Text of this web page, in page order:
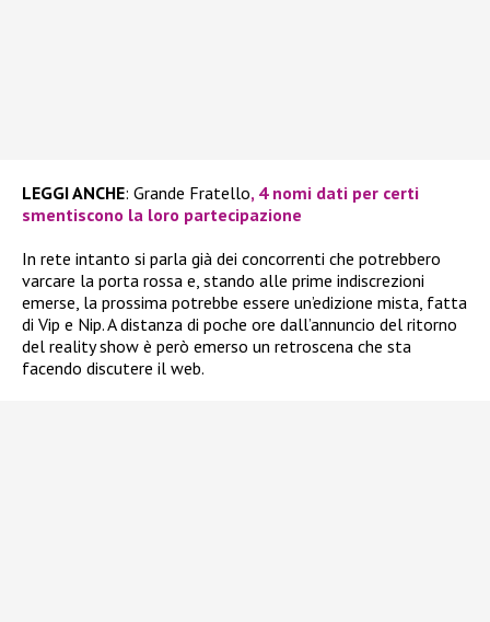
LEGGI ANCHE: Grande Fratello, 4 nomi dati per certi
smentiscono la loro partecipazione
In rete intanto si parla già dei concorrenti che potrebbero
varcare la porta rossa e, stando alle prime indiscrezioni
emerse, la prossima potrebbe essere un’edizione mista, fatta
di Vip e Nip. A distanza di poche ore dall’annuncio del ritorno
del reality show è però emerso un retroscena che sta
facendo discutere il web.